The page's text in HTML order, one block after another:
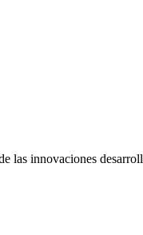
innovaciones